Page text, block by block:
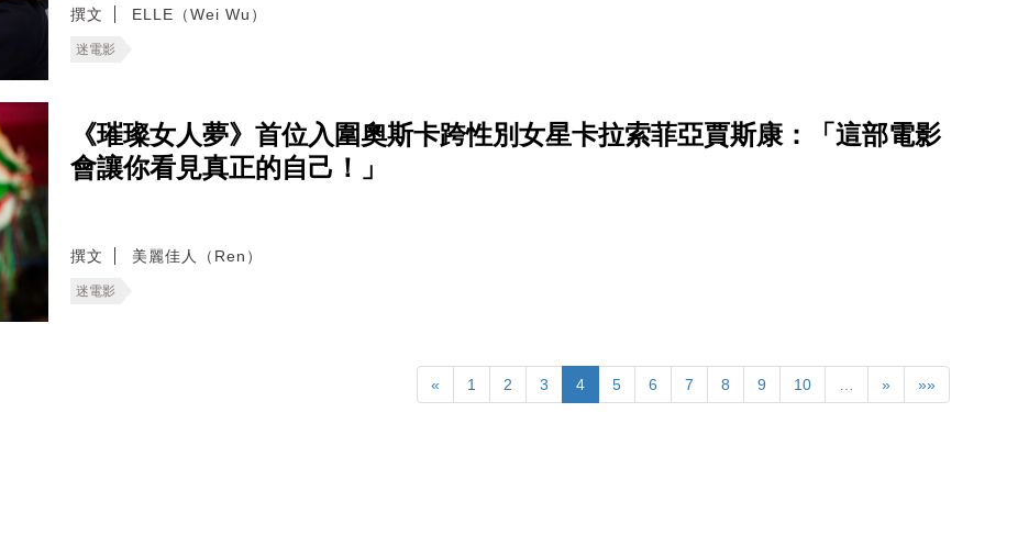
撰文 ELLE（Wei Wu）
迷電影
《璀璨女人夢》首位入圍奧斯卡跨性別女星卡拉索菲亞賈斯康：「這部電影
會讓你看見真正的自己！」
撰文 美麗佳人（Ren）
迷電影
« 1 2 3 4 5 6 7 8 9 10 … » »»